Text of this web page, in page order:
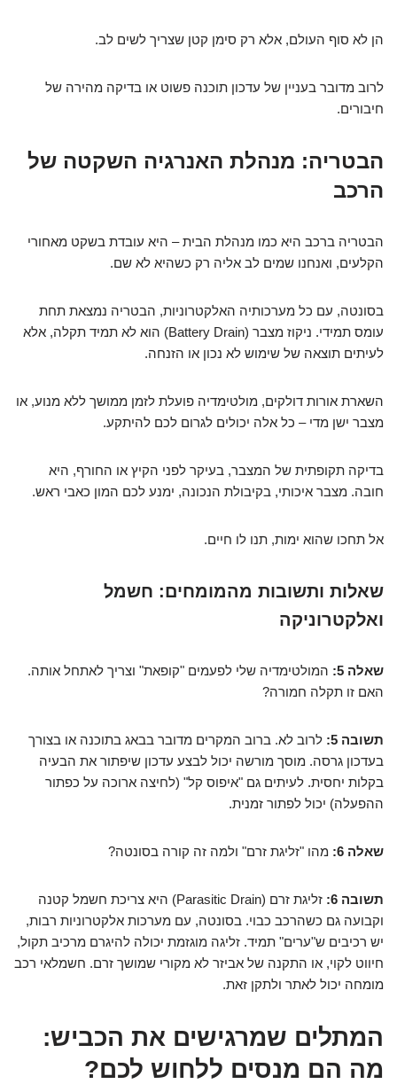
הן לא סוף העולם, אלא רק סימן קטן שצריך לשים לב.
לרוב מדובר בעניין של עדכון תוכנה פשוט או בדיקה מהירה של
חיבורים.
הבטריה: מנהלת האנרגיה השקטה של
הרכב
הבטריה ברכב היא כמו מנהלת הבית – היא עובדת בשקט מאחורי
הקלעים, ואנחנו שמים לב אליה רק כשהיא לא שם.
בסונטה, עם כל מערכותיה האלקטרוניות, הבטריה נמצאת תחת
עומס תמידי. ניקוז מצבר (Battery Drain) הוא לא תמיד תקלה, אלא
לעיתים תוצאה של שימוש לא נכון או הזנחה.
השארת אורות דולקים, מולטימדיה פועלת לזמן ממושך ללא מנוע, או
מצבר ישן מדי – כל אלה יכולים לגרום לכם להיתקע.
בדיקה תקופתית של המצבר, בעיקר לפני הקיץ או החורף, היא
חובה. מצבר איכותי, בקיבולת הנכונה, ימנע לכם המון כאבי ראש.
אל תחכו שהוא ימות, תנו לו חיים.
שאלות ותשובות מהמומחים: חשמל
ואלקטרוניקה
שאלה 5:
המולטימדיה שלי לפעמים "קופאת" וצריך לאתחל אותה.
האם זו תקלה חמורה?
תשובה 5:
לרוב לא. ברוב המקרים מדובר בבאג בתוכנה או בצורך
בעדכון גרסה. מוסך מורשה יכול לבצע עדכון שיפתור את הבעיה
בקלות יחסית. לעיתים גם "איפוס קל" (לחיצה ארוכה על כפתור
ההפעלה) יכול לפתור זמנית.
שאלה 6: מהו "זליגת זרם" ולמה זה קורה בסונטה?
תשובה 6:
זליגת זרם (Parasitic Drain) היא צריכת חשמל קטנה
וקבועה גם כשהרכב כבוי. בסונטה, עם מערכות אלקטרוניות רבות,
יש רכיבים ש"ערים" תמיד. זליגה מוגזמת יכולה להיגרם מרכיב תקול,
חיווט לקוי, או התקנה של אביזר לא מקורי שמושך זרם. חשמלאי רכב
מומחה יכול לאתר ולתקן זאת.
המתלים שמרגישים את הכביש:
מה הם מנסים ללחוש לכם?